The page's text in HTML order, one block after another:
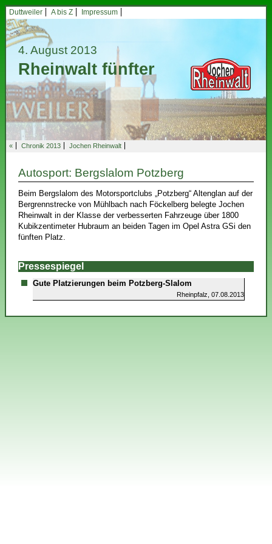
Duttweiler A bis Z Impressum
4. August 2013
Rheinwalt fünfter
« Chronik 2013 Jochen Rheinwalt
Autosport: Bergslalom Potzberg
Beim Bergslalom des Motorsportclubs „Potzberg“ Altenglan auf der
Bergrennstrecke von Mühlbach nach Föckelberg belegte Jochen
Rheinwalt in der Klasse der verbesserten Fahrzeuge über 1800
Kubikzentimeter Hubraum an beiden Tagen im Opel Astra GSi den
fünften Platz.
Pressespiegel
Gute Platzierungen beim Potzberg-Slalom
Rheinpfalz, 07.08.2013